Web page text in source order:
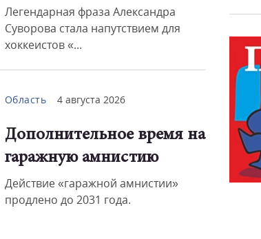
Легендарная фраза Александра
Суворова стала напутствием для
хоккеистов «...
Область 4 августа 2026
Дополнительное время на
гаражную амнистию
Действие «гаражной амнистии»
продлено до 2031 года.